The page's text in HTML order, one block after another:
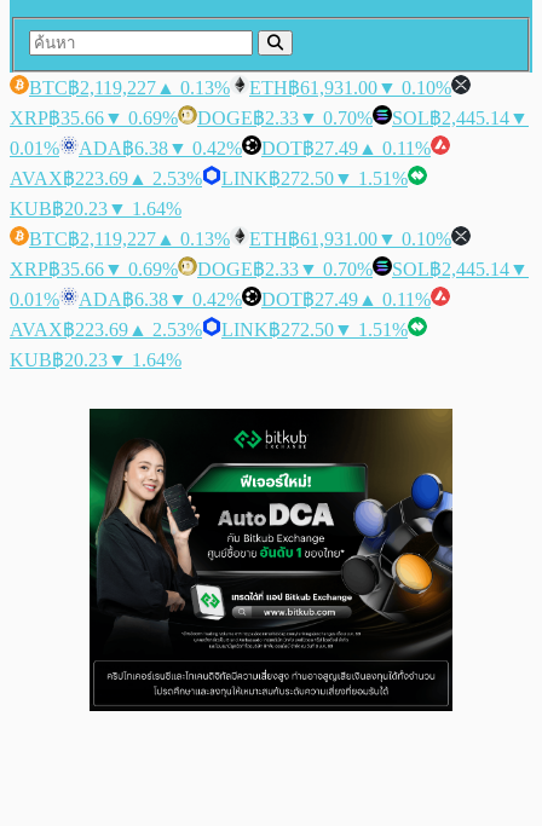
BTC฿2,119,227 ▲ 0.13% ETH฿61,931.00▼ 0.10%
XRP฿35.66▼ 0.69% DOGE฿2.33▼ 0.70% SOL฿2,445.14▼
0.01%
ADA฿6.38▼ 0.42% DOT฿27.49 ▲ 0.11%
AVAX฿223.69 ▲ 2.53% LINK฿272.50▼ 1.51%
KUB฿20.23▼ 1.64%
BTC฿2,119,227 ▲ 0.13% ETH฿61,931.00▼ 0.10%
XRP฿35.66▼ 0.69% DOGE฿2.33▼ 0.70% SOL฿2,445.14▼
0.01%
ADA฿6.38▼ 0.42% DOT฿27.49 ▲ 0.11%
AVAX฿223.69 ▲ 2.53% LINK฿272.50▼ 1.51%
KUB฿20.23▼ 1.64%